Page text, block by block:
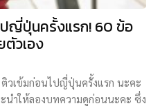
ปญี่ปุ่นครั้งแรก! 60 ข้อ
ตัวเอง
วเข้มก่อนไปญี่ปุ่นครั้งแรก นะคะ
ำให้ลองบทความดูก่อนนะคะ ซึ่ง